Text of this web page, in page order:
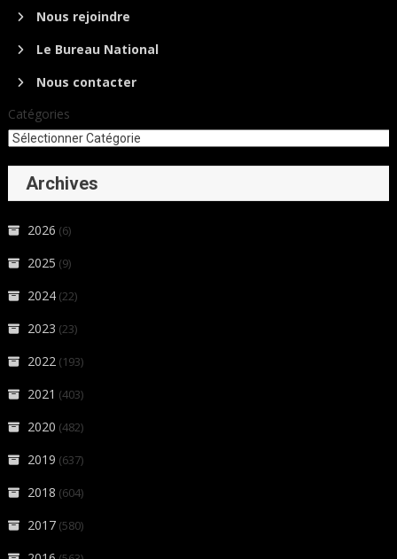
Nous rejoindre
Le Bureau National
Nous contacter
Catégories
Archives
2026 (6)
2025 (9)
2024 (22)
2023 (23)
2022 (193)
2021 (403)
2020 (482)
2019 (637)
2018 (604)
2017 (580)